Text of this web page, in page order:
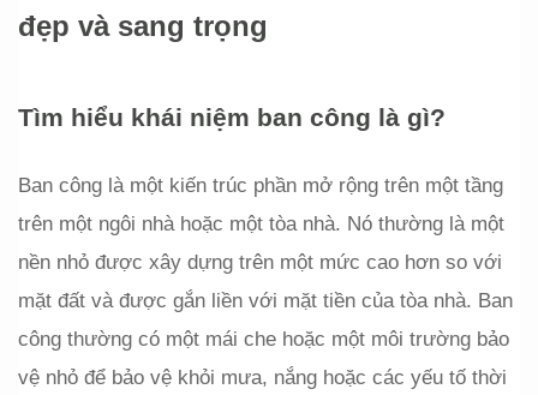
đẹp và sang trọng
Tìm hiểu khái niệm ban công là gì?
Ban công là một kiến trúc phần mở rộng trên một tầng
trên một ngôi nhà hoặc một tòa nhà. Nó thường là một
nền nhỏ được xây dựng trên một mức cao hơn so với
mặt đất và được gắn liền với mặt tiền của tòa nhà. Ban
công thường có một mái che hoặc một môi trường bảo
vệ nhỏ để bảo vệ khỏi mưa, nắng hoặc các yếu tố thời